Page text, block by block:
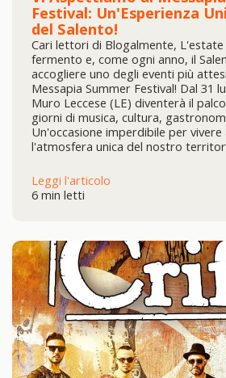
Festival: Un'Esperienza
del Salento!
Cari lettori di Blogalmente, L'estate
fermento e, come ogni anno, il
accogliere uno degli eventi più
Messapia Summer Festival! Dal 31
Muro Leccese (LE) diventerà il
giorni di musica, cultura,
Un'occasione imperdibile per vivere
l'atmosfera unica del nostro
Leggi l'articolo
6 min letti